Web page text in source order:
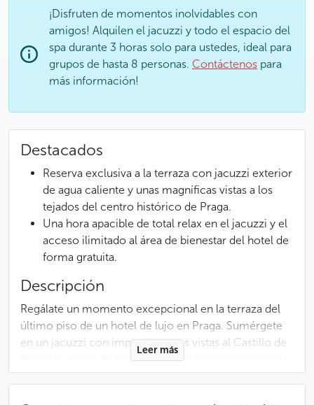
¡Disfruten de momentos inolvidables con
amigos! Alquilen el jacuzzi y todo el espacio del
spa durante 3 horas solo para ustedes, ideal para
grupos de hasta 8 personas. Contáctenos para
más información!
Destacados
Reserva exclusiva a la terraza con jacuzzi exterior
de agua caliente y unas magníficas vistas a los
tejados del centro histórico de Praga.
Una hora apacible de total relax en el jacuzzi y el
acceso ilimitado al área de bienestar del hotel de
forma gratuita.
Descripción
Regálate un momento excepcional en la terraza del
último piso de un hotel de lujo en Praga. Sumérgete
en un jacuzzi con impresionantes vistas al Castillo de
Praga, la colina de Petřín y los pintorescos tejados de
la ciudad. Disfruta de una copa de Prosecco frente
Leer más